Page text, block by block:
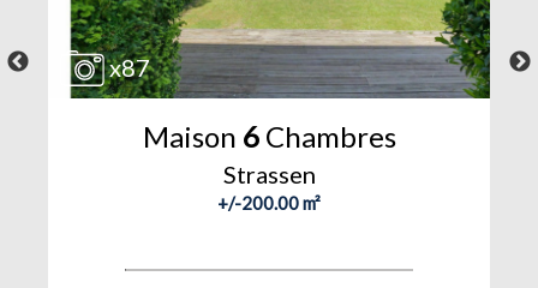
x87
Maison 6Chambres
Strassen
+/-200.00 m²